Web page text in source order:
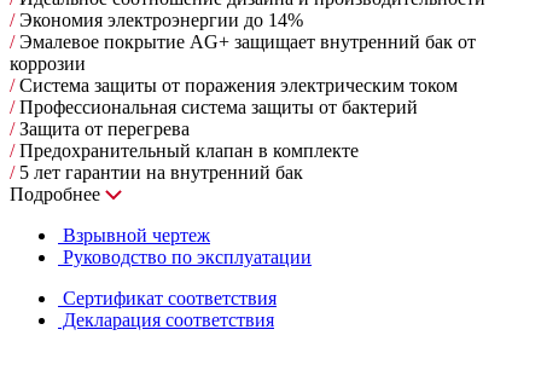
/Экономия электроэнергии до 14%
/Эмалевое покрытие AG+ защищает внутренний бак от
коррозии
/Система защиты от поражения электрическим током
/Профессиональная система защиты от бактерий
/Защита от перегрева
/Предохранительный клапан в комплекте
/5 лет гарантии на внутренний бак
Подробнее
Взрывной чертеж
Руководство по эксплуатации
Сертификат соответствия
Декларация соответствия